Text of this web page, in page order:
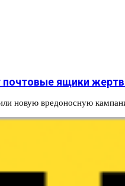
почтовые ящики
новую вредоносную